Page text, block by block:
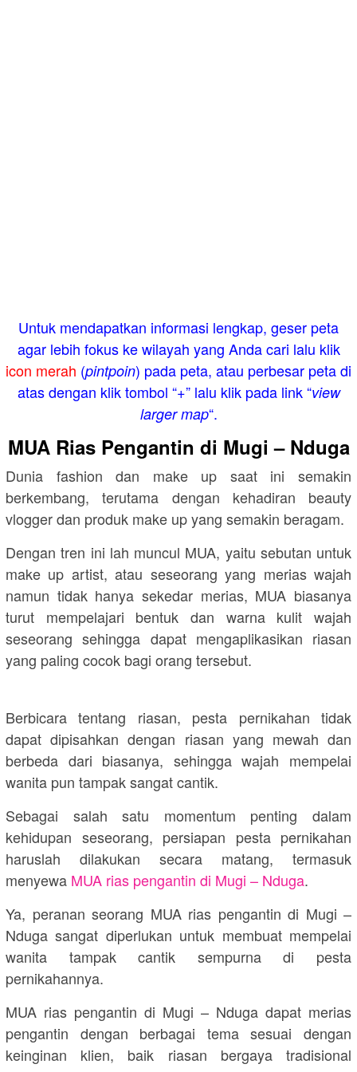
Untuk mendapatkan informasi lengkap, geser peta
agar lebih fokus ke wilayah yang Anda cari lalu klik
icon merah (pintpoin) pada peta, atau perbesar peta di
atas dengan klik tombol “+” lalu klik pada link “view
larger map“.
MUA Rias Pengantin di Mugi – Nduga
Dunia fashion dan make up saat ini semakin
berkembang, terutama dengan kehadiran beauty
vlogger dan produk make up yang semakin beragam.
Dengan tren ini lah muncul MUA, yaitu sebutan untuk
make up artist, atau seseorang yang merias wajah
namun tidak hanya sekedar merias, MUA biasanya
turut mempelajari bentuk dan warna kulit wajah
seseorang sehingga dapat mengaplikasikan riasan
yang paling cocok bagi orang tersebut.
Berbicara tentang riasan, pesta pernikahan tidak
dapat dipisahkan dengan riasan yang mewah dan
berbeda dari biasanya, sehingga wajah mempelai
wanita pun tampak sangat cantik.
Sebagai salah satu momentum penting dalam
kehidupan seseorang, persiapan pesta pernikahan
haruslah dilakukan secara matang, termasuk
menyewa MUA rias pengantin di Mugi – Nduga.
Ya, peranan seorang MUA rias pengantin di Mugi –
Nduga sangat diperlukan untuk membuat mempelai
wanita tampak cantik sempurna di pesta
pernikahannya.
MUA rias pengantin di Mugi – Nduga dapat merias
pengantin dengan berbagai tema sesuai dengan
keinginan klien, baik riasan bergaya tradisional